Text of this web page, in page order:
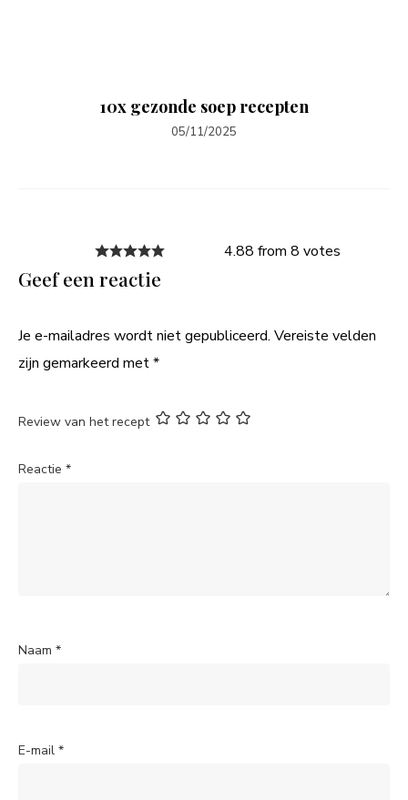
10x gezonde soep recepten
05/11/2025
4.88 from 8 votes
Geef een reactie
Je e-mailadres wordt niet gepubliceerd. Vereiste velden
zijn gemarkeerd met*
Review van het recept
Reactie *
Naam *
E-mail *